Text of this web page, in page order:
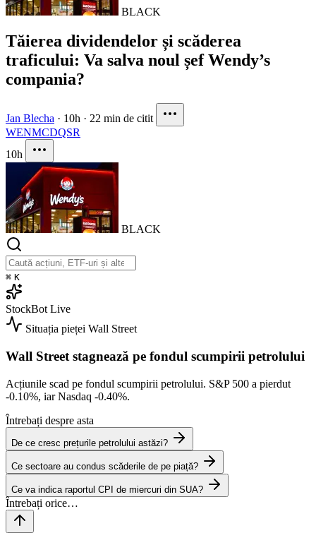
BLACK
Tăierea dividendelor și scăderea
traficului: Va salva noul șef Wendy’s
compania?
Jan Blecha · 10h · 22 min de citit
WENMCDQSR
10h
BLACK
⌘ K
StockBot Live
Situația pieței Wall Street
Wall Street stagnează pe fondul scumpirii petrolului
Acțiunile scad pe fondul scumpirii petrolului. S&P 500 a pierdut
-0.10%, iar Nasdaq -0.40%.
Întrebați despre asta
De ce cresc prețurile petrolului astăzi?
Ce sectoare au condus scăderile de pe piață?
Ce va indica raportul CPI de miercuri din SUA?